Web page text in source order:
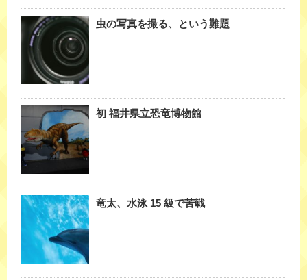
虫の写真を撮る、という難題
初 福井県立恐竜博物館
竜太、水泳 15 級で苦戦